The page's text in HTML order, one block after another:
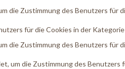
die Zustimmung des Benutzers für
für die Cookies in der
die Zustimmung des Benutzers für
um die Zustimmung des Benutzers